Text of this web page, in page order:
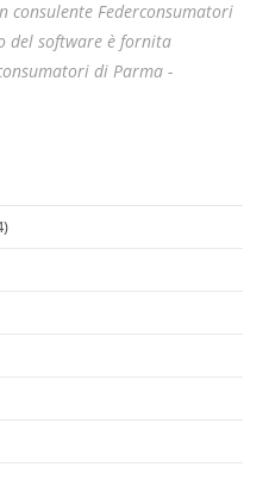
Federconsumatori
del software è fornita
di Parma -